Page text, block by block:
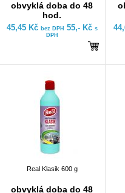
obvyklá doba do 48
hod.
45,45 Kč bez DPH 55,- Kč s
DPH
Real Klasik 600 g
obvyklá doba do 48